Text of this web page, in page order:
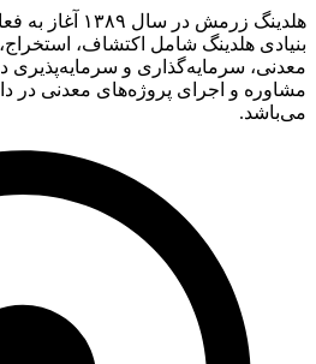
هلدینگ زرمش در
بنیادی هلدینگ شامل اکتشاف،
معدنی، سرمایه‌گذاری و سرمایه‌پذیری
مشاوره و اجرای پروژه‌های معدنی در
می‌باشد.